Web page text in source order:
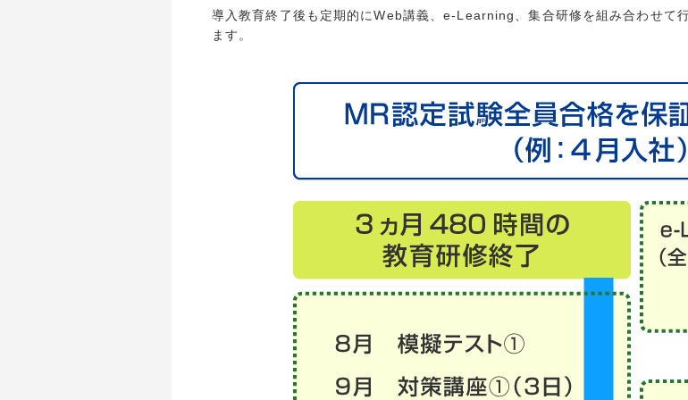
導入教育終了後も定期的にWeb講義、e-Learning、集合研修を組み合わせて
ます。